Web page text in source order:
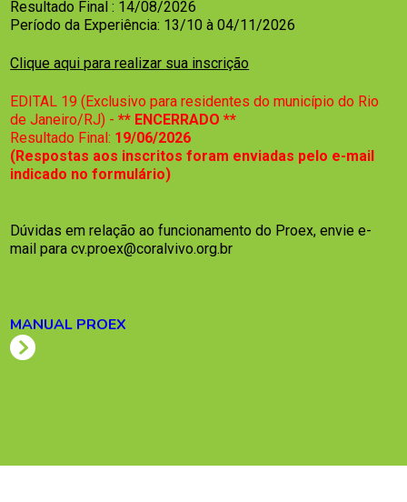
Resultado Final : 14/08/2026
Período da Experiência: 13/10 à 04/11/2026
Clique aqui para realizar sua inscrição
EDITAL 19 (Exclusivo para residentes do município do Rio
de Janeiro/RJ) -** ENCERRADO **
Resultado Final: 19/06/2026
(Respostas aos inscritos foram enviadas pelo e-mail
indicado no formulário)
Dúvidas em relação ao funcionamento do Proex, envie e-
mail para cv.proex@coralvivo.org.br
MANUAL PROEX